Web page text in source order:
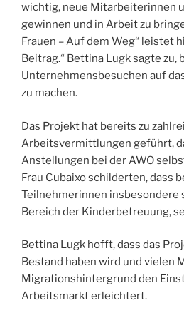
wichtig, neue Mitarbeiterinnen
gewinnen und in Arbeit zu
Frauen – Auf dem Weg“ leistet
Beitrag.“ Bettina Lugk sagte zu,
Unternehmensbesuchen auf
zu machen.
Das Projekt hat bereits zu
Arbeitsvermittlungen geführt,
Anstellungen bei der AWO
Frau Cubaixo schilderten, dass
Teilnehmerinnen insbesondere
Bereich der Kinderbetreuung,
Bettina Lugk hofft, dass das
Bestand haben wird und vielen
Migrationshintergrund den
Arbeitsmarkt erleichtert.